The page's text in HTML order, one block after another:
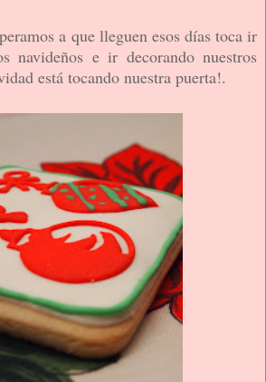
a que lleguen esos días toca ir
navideños e ir decorando nuestros
está tocando nuestra puerta!.